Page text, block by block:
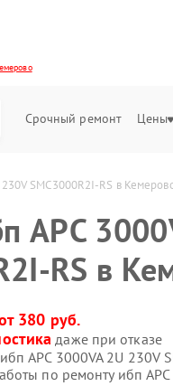
Срочный ремонт Цены
SMC3000R2I-RS в
APC
RS в
380 руб.
даже при отказе
APC 3000VA 2U 230V
по ремонту ибп